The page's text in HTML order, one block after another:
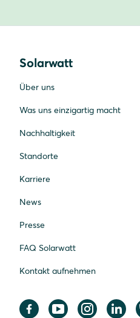
Solarwatt
Über uns
Was uns einzigartig macht
Nachhaltigkeit
Standorte
Karriere
News
Presse
FAQ Solarwatt
Kontakt aufnehmen